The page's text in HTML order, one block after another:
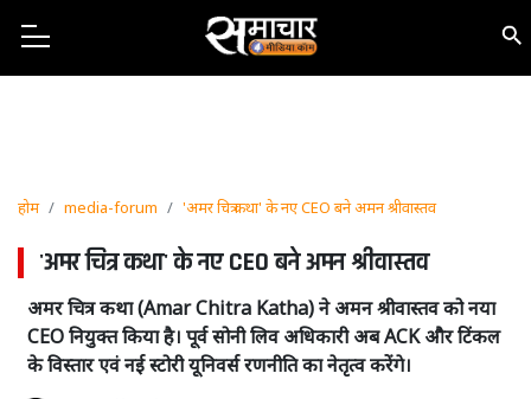
होम media-forum 'अमर चित्र कथा' के नए CEO बने अमन श्रीवास्तव
'अमर चित्र कथा' के नए CEO बने अमन श्रीवास्तव
अमर चित्र कथा (Amar Chitra Katha) ने अमन श्रीवास्तव को नया
CEO नियुक्त किया है। पूर्व सोनी लिव अधिकारी अब ACK और टिंकल
के विस्तार एवं नई स्टोरी यूनिवर्स रणनीति का नेतृत्व करेंगे।